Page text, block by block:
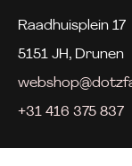
Raadhuisplein 17
5151 JH, Drunen
+31 416 375 837